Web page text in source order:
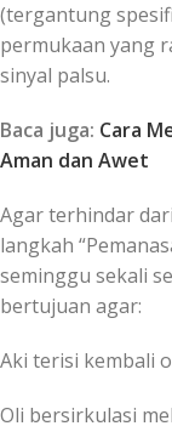
(tergantung
permukaan yang
sinyal palsu.
Baca juga: Cara
Aman dan Awet
Agar terhindar
langkah
seminggu sekali
bertujuan agar:
Aki terisi kembali
Oli bersirkulasi